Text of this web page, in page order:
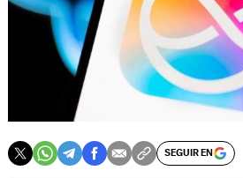
SEGUIR EN